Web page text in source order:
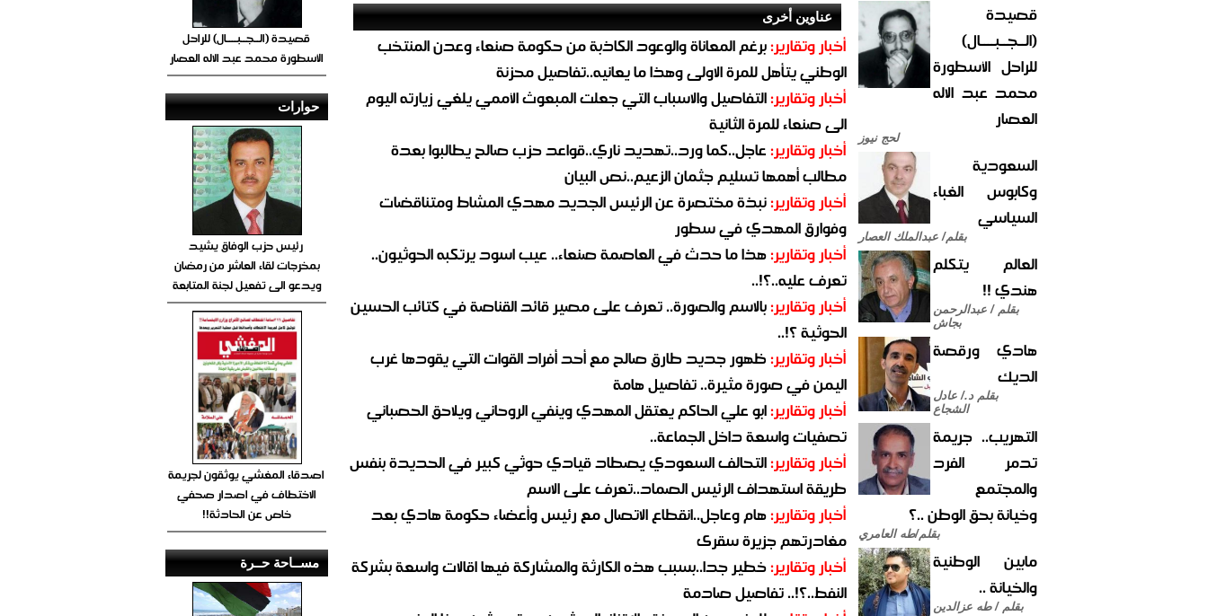
قصيدة
(الــجــبــــال)
للراحل الأسطورة
محمد عبد الاله
العصار
لحج نيوز
السعودية
وكابوس الغباء
السياسي
بقلم/ عبدالملك العصار
العالم يتكلم
هندي !!
بقلم / عبدالرحمن
بجاش
هادي ورقصة
الديك
بقلم د./ عادل
الشجاع
التهريب.. جريمة
تدمر الفرد
والمجتمع
وخيانة بحق الوطن ..؟
بقلم/طه العامري
مابين الوطنية
والخيانة ..
بقلم / طه عزالدين
عناوين أخرى
أخبار وتقارير:برغم المعاناة والوعود الكاذبة من حكومة صنعاء وعدن المنتخب
الوطني يتأهل للمرة الاولى وهذا ما يعانيه..تفاصيل محزنة
أخبار وتقارير:التفاصيل والاسباب التي جعلت المبعوث الأممي يلغي زيارته اليوم
الى صنعاء للمرة الثانية
أخبار وتقارير:عاجل..كما ورد..تهديد ناري..قواعد حزب صالح يطالبوا بعدة
مطالب أهمها تسليم جثمان الزعيم..نص البيان
أخبار وتقارير:نبذة مختصرة عن الرئيس الجديد مهدي المشاط ومتناقضات
وفوارق المهدي في سطور
أخبار وتقارير:هذا ما حدث في العاصمة صنعاء.. عيب اسود يرتكبه الحوثيون..
تعرف عليه..؟!..
أخبار وتقارير:بالاسم والصورة.. تعرف على مصير قائد القناصة في كتائب الحسين
الحوثية ؟!..
أخبار وتقارير:ظهور جديد طارق صالح مع أحد أفراد القوات التي يقودها غرب
اليمن في صورة مثيرة.. تفاصيل هامة
أخبار وتقارير:ابو علي الحاكم يعتقل المهدي وينفي الروحاني ويلاحق الحصباني
تصفيات واسعة داخل الجماعة..
أخبار وتقارير:التحالف السعودي يصطاد قيادي حوثي كبير في الحديدة بنفس
طريقة استهداف الرئيس الصماد..تعرف على الاسم
أخبار وتقارير:هام وعاجل..انقطاع الاتصال مع رئيس وأعضاء حكومة هادي بعد
مغادرتهم جزيرة سقرى
أخبار وتقارير:خطير جدا..بسبب هذه الكارثة والمشاركة فيها اقالات واسعة بشركة
النفط..؟!.. تفاصيل صادمة
قصيدة (الــجــبــــال) للراحل
الأسطورة محمد عبد الاله العصار
حوارات
رئيس حزب الوفاق يشيد
بمخرجات لقاء العاشر من رمضان
ويدعو الى تفعيل لجنة المتابعة
اصدقاء المغشي يوثقون لجريمة
الاختطاف في اصدار صحفي
خاص عن الحادثة!!
مســاحة حــرة